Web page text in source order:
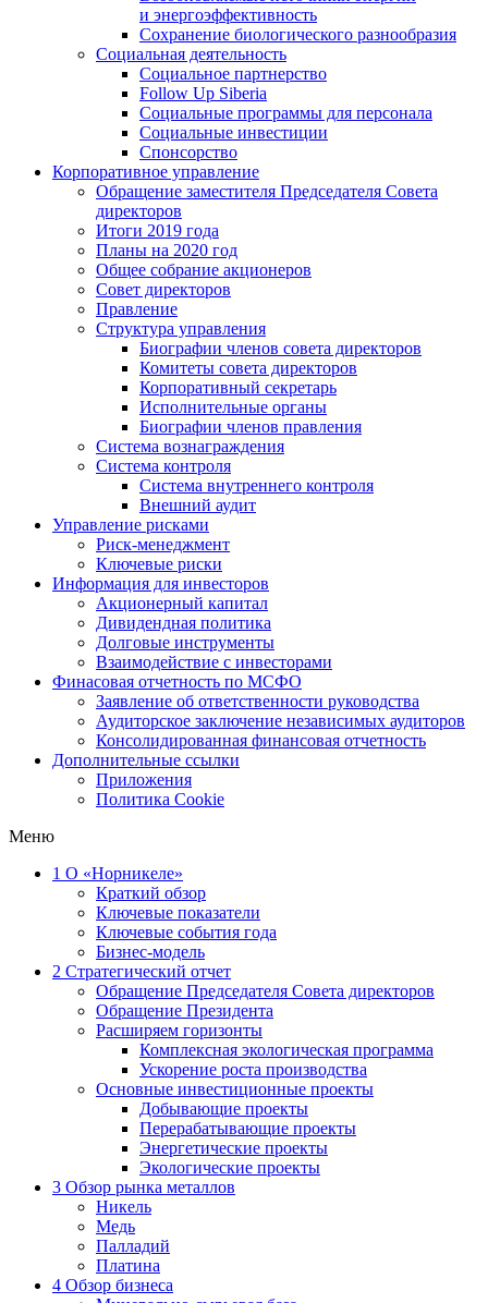
и энергоэффективность
Сохранение биологического разнообразия
Социальная деятельность
Социальное партнерство
Follow Up Siberia
Социальные программы для персонала
Социальные инвестиции
Спонсорство
Корпоративное управление
Обращение заместителя Председателя Совета
директоров
Итоги 2019 года
Планы на 2020 год
Общее собрание акционеров
Совет директоров
Правление
Структура управления
Биографии членов совета директоров
Комитеты совета директоров
Корпоративный секретарь
Исполнительные органы
Биографии членов правления
Система вознаграждения
Система контроля
Система внутреннего контроля
Внешний аудит
Управление рисками
Риск-менеджмент
Ключевые риски
Информация для инвесторов
Акционерный капитал
Дивидендная политика
Долговые инструменты
Взаимодействие с инвеcторами
Финасовая отчетность по МСФО
Заявление об ответственности руководства
Аудиторское заключение независимых аудиторов
Консолидированная финансовая отчетность
Дополнительные ссылки
Приложения
Политика Cookie
Меню
1 О «Норникеле»
Краткий обзор
Ключевые показатели
Ключевые события года
Бизнес-модель
2 Стратегический отчет
Обращение Председателя Совета директоров
Обращение Президента
Расширяем горизонты
Комплексная экологическая программа
Ускорение роста производства
Основные инвестиционные проекты
Добывающие проекты
Перерабатывающие проекты
Энергетические проекты
Экологические проекты
3 Обзор рынка металлов
Никель
Медь
Палладий
Платина
4 Обзор бизнеса